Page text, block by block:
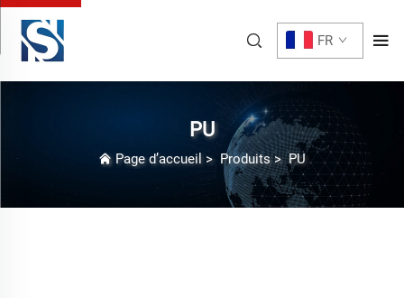
FR
PU
Page d’accueil > Produits>PU